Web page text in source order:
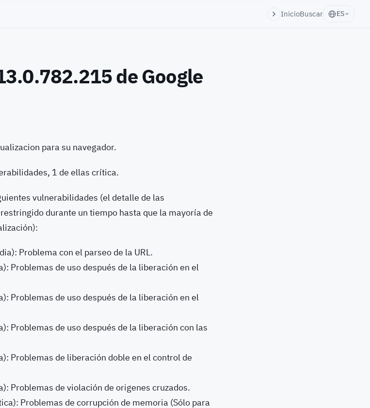
InicioBuscar ES
de Google
para su navegador.
1 de ellas crítica.
vulnerabilidades (el detalle de las
durante un tiempo hasta que la mayoría de
Problema con el parseo de la URL.
Problemas de uso después de la liberación en el
Problemas de uso después de la liberación en el
Problemas de uso después de la liberación con las
Problemas de liberación doble en el control de
Problemas de violación de origenes cruzados.
Problemas de corrupción de memoria (Sólo para